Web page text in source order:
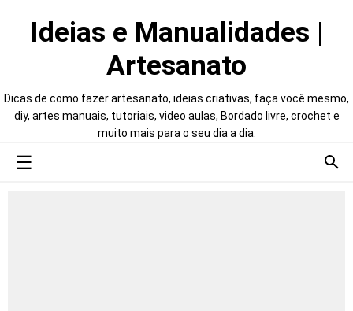
Ideias e Manualidades |
Artesanato
Dicas de como fazer artesanato, ideias criativas, faça você mesmo,
diy, artes manuais, tutoriais, video aulas, Bordado livre, crochet e
muito mais para o seu dia a dia.